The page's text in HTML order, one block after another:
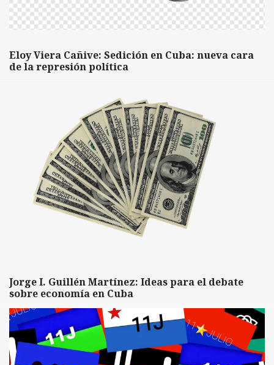
Eloy Viera Cañive: Sedición en Cuba: nueva cara
de la represión política
Jorge I. Guillén Martínez: Ideas para el debate
sobre economía en Cuba